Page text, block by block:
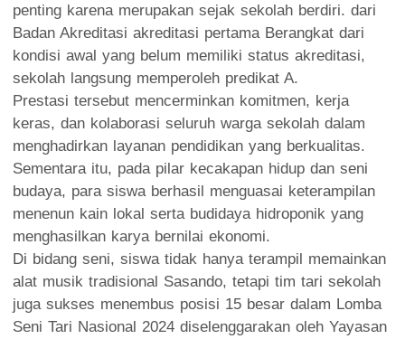
penting karena merupakan sejak sekolah berdiri. dari
Badan Akreditasi akreditasi pertama Berangkat dari
kondisi awal yang belum memiliki status akreditasi,
sekolah langsung memperoleh predikat A.
Prestasi tersebut mencerminkan komitmen, kerja
keras, dan kolaborasi seluruh warga sekolah dalam
menghadirkan layanan pendidikan yang berkualitas.
Sementara itu, pada pilar kecakapan hidup dan seni
budaya, para siswa berhasil menguasai keterampilan
menenun kain lokal serta budidaya hidroponik yang
menghasilkan karya bernilai ekonomi.
Di bidang seni, siswa tidak hanya terampil memainkan
alat musik tradisional Sasando, tetapi tim tari sekolah
juga sukses menembus posisi 15 besar dalam Lomba
Seni Tari Nasional 2024 diselenggarakan oleh Yayasan